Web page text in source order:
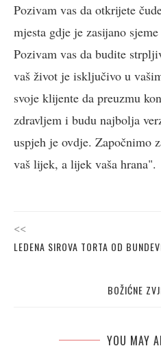
Pozivam vas da otkrijete
mjesta gdje je zasijano
Pozivam vas da budite
vaš život je isključivo u
svoje klijente da preuzmu
zdravljem i budu najbolja
uspjeh je ovdje. Započnimo
vaš lijek, a lijek vaša hrana".
<<
LEDENA SIROVA TORTA OD
BOŽIĆNE
YOU MAY